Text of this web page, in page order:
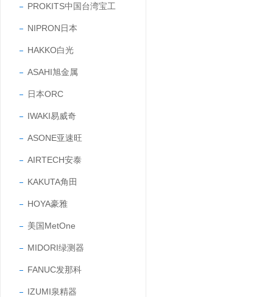
PROKITS中国台湾宝工
NIPRON日本
HAKKO白光
ASAHI旭金属
日本ORC
IWAKI易威奇
ASONE亚速旺
AIRTECH安泰
KAKUTA角田
HOYA豪雅
美国MetOne
MIDORI绿测器
FANUC发那科
IZUMI泉精器